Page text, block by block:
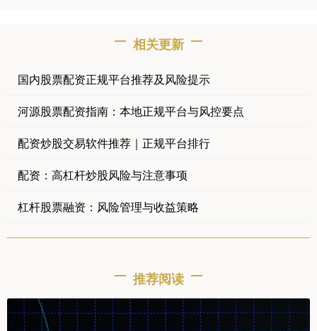
相关更新
国内股票配资正规平台推荐及风险提示
河源股票配资指南：本地正规平台与风控要点
配资炒股交易软件推荐｜正规平台排行
配资：高杠杆炒股风险与注意事项
杠杆股票融资：风险管理与收益策略
推荐阅读